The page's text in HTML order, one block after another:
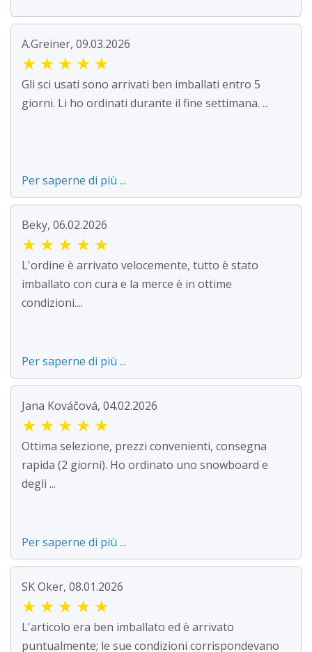
A.Greiner, 09.03.2026
★ ★ ★ ★ ★
Gli sci usati sono arrivati ben imballati entro 5
giorni. Li ho ordinati durante il fine settimana. ...
Per saperne di più ...
Beky, 06.02.2026
★ ★ ★ ★ ★
L'ordine è arrivato velocemente, tutto è stato
imballato con cura e la merce è in ottime
condizioni....
Per saperne di più ...
Jana Kováčová, 04.02.2026
★ ★ ★ ★ ★
Ottima selezione, prezzi convenienti, consegna
rapida (2 giorni). Ho ordinato uno snowboard e
degli ...
Per saperne di più ...
SK Oker, 08.01.2026
★ ★ ★ ★ ★
L'articolo era ben imballato ed è arrivato
puntualmente; le sue condizioni corrispondevano